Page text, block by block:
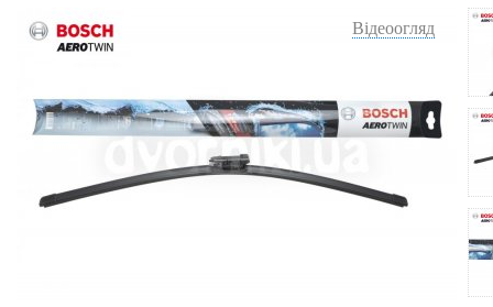
Відеоогляд